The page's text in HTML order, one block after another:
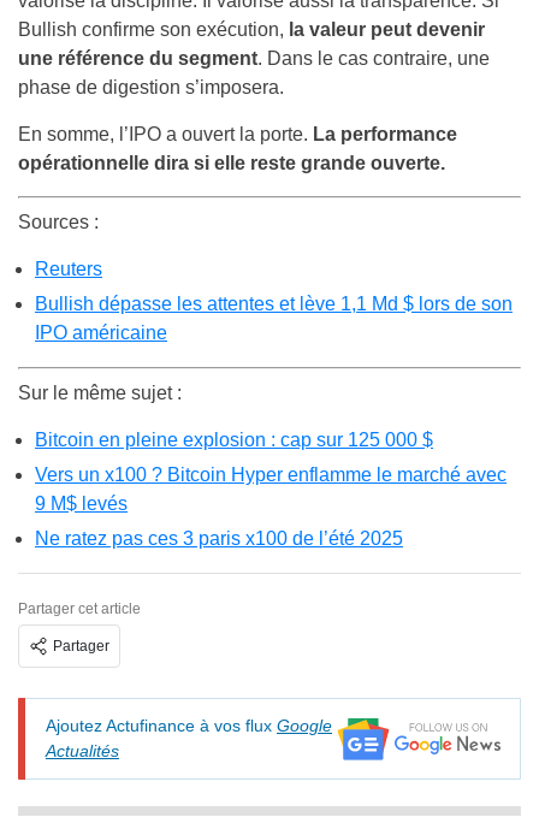
Bullish confirme son exécution, la valeur peut devenir
une référence du segment. Dans le cas contraire, une
phase de digestion s’imposera.
En somme, l’IPO a ouvert la porte. La performance
opérationnelle dira si elle reste grande ouverte.
Sources :
Reuters
Bullish dépasse les attentes et lève 1,1 Md $ lors de son
IPO américaine
Sur le même sujet :
Bitcoin en pleine explosion : cap sur 125 000 $
Vers un x100 ? Bitcoin Hyper enflamme le marché avec
9 M$ levés
Ne ratez pas ces 3 paris x100 de l’été 2025
Partager cet article
Partager
Ajoutez Actufinance à vos flux Google
Actualités